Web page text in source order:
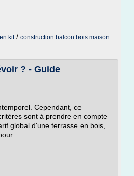
kit/ construction balcon bois maison
? - Guide
Cependant, ce
sont à prendre en compte
global d'une terrasse en bois,